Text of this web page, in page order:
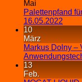
Mai
Palettenpfand
16.05.2022
10
März
Markus Dolny –
13
Feb.